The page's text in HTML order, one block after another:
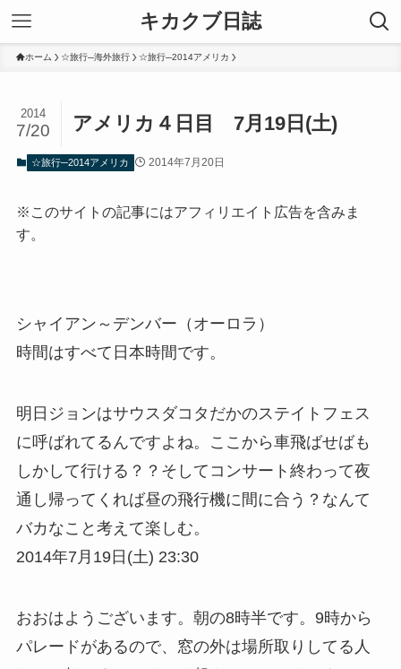
キカクブ日誌
ホーム ☆旅行─海外旅行 ☆旅行─2014アメリカ
アメリカ４日目 7月19日(土)
2014
7/20
☆旅行─2014アメリカ 2014年7月20日
※このサイトの記事にはアフィリエイト広告を含みま
す。
シャイアン～デンバー（オーロラ）
時間はすべて日本時間です。
明日ジョンはサウスダコタだかのステイトフェス
に呼ばれてるんですよね。ここから車飛ばせばも
しかして行ける？？そしてコンサート終わって夜
通し帰ってくれば昼の飛行機に間に合う？なんて
バカなこと考えて楽しむ。
2014年7月19日(土) 23:30
おおはようございます。朝の8時半です。9時から
パレードがあるので、窓の外は場所取りしてる人